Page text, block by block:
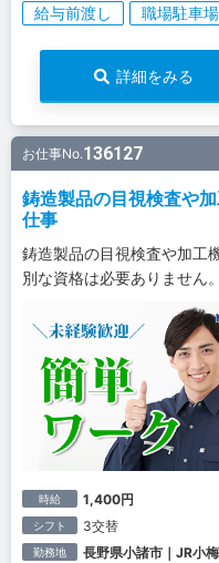
給与前渡し
職場駐車
詳細をみる
お仕事No.136127
鋳造製品の目視検査や
仕事
鋳造製品の目視検査や加工
別な資格は必要ありません。
時給 1,400円
シフト 3交替
勤務地 長野県小諸市｜JR